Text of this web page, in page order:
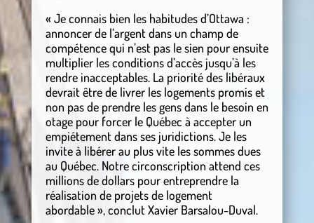
« Je connais bien les habitudes d’Ottawa :
annoncer de l’argent dans un champ de
compétence qui n’est pas le sien pour ensuite
multiplier les conditions d’accès jusqu’à les
rendre inacceptables. La priorité des libéraux
devrait être de livrer les logements promis et
non pas de prendre les gens dans le besoin en
otage pour forcer le Québec à accepter un
empiétement dans ses juridictions. Je les
invite à libérer au plus vite les sommes dues
au Québec. Notre circonscription attend ces
millions de dollars pour entreprendre la
réalisation de projets de logement
abordable », conclut Xavier Barsalou-Duval.